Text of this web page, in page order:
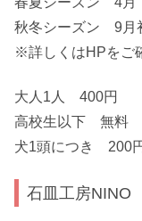
秋冬シーズン 9月
※詳しくはHPをご
大人1人 400円
高校生以下 無料
犬1頭につき 200
石皿工房NINO